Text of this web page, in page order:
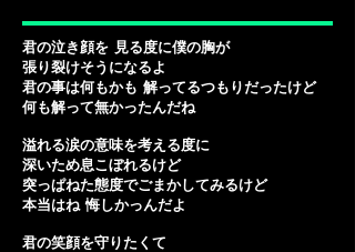
君の泣き顔を 見る度に僕の胸が
張り裂けそうになるよ
君の事は何もかも 解ってるつもりだったけど
何も解って無かったんだね
溢れる涙の意味を考える度に
深いため息こぼれるけど
突っぱねた態度でごまかしてみるけど
本当はね 悔しかっんだよ
君の笑顔を守りたくて